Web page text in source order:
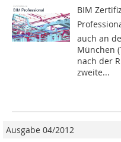
BIM
auch an
München
nach der
zweite...
Ausgabe 04/2012